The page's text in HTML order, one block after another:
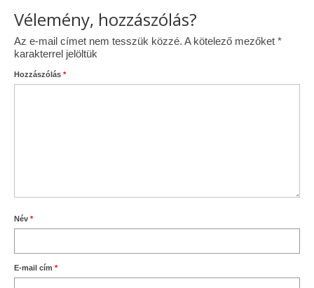
Vélemény, hozzászólás?
Az e-mail címet nem tesszük közzé. A kötelező mezőket *
karakterrel jelöltük
Hozzászólás *
Név *
E-mail cím *